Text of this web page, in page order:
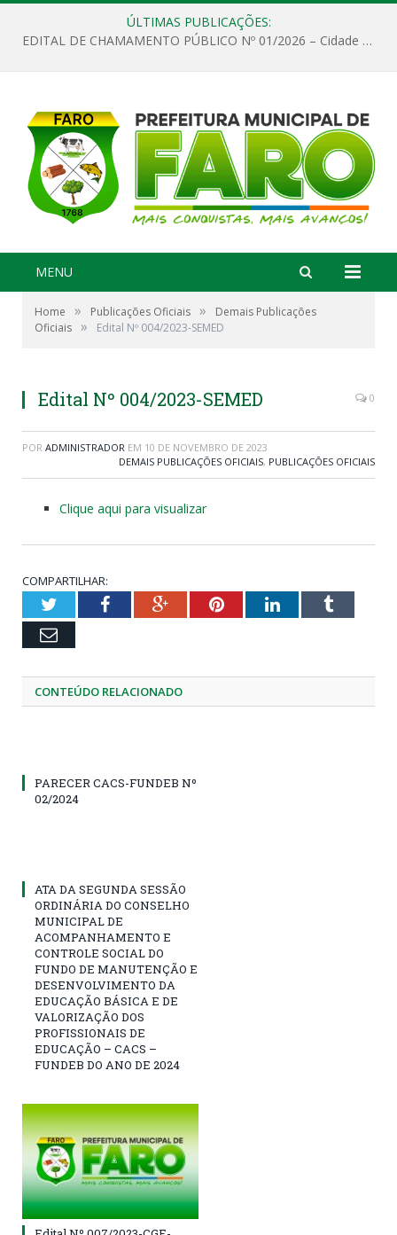
ÚLTIMAS PUBLICAÇÕES:
EDITAL DE CHAMAMENTO PÚBLICO Nº 01/2026 – Cidade de Faro
MENU
Home » Publicações Oficiais »
Demais Publicações
Oficiais » Edital Nº 004/2023-SEMED
Edital Nº 004/2023-SEMED 0
POR ADMINISTRADOR EM 10 DE NOVEMBRO DE 2023
DEMAIS PUBLICAÇÕES OFICIAIS, PUBLICAÇÕES OFICIAIS
Clique aqui para visualizar
COMPARTILHAR:
TwitterFacebookGoogle+PinterestLinkedInTumblr
Email
CONTEÚDO RELACIONADO
PARECER CACS-FUNDEB Nº
02/2024
ATA DA SEGUNDA SESSÃO
ORDINÁRIA DO CONSELHO
MUNICIPAL DE
ACOMPANHAMENTO E
CONTROLE SOCIAL DO
FUNDO DE MANUTENÇÃO E
DESENVOLVIMENTO DA
EDUCAÇÃO BÁSICA E DE
VALORIZAÇÃO DOS
PROFISSIONAIS DE
EDUCAÇÃO – CACS –
FUNDEB DO ANO DE 2024